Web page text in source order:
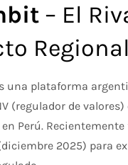
– El
Regional
una plataforma
(regulador de
Perú.
2025) para